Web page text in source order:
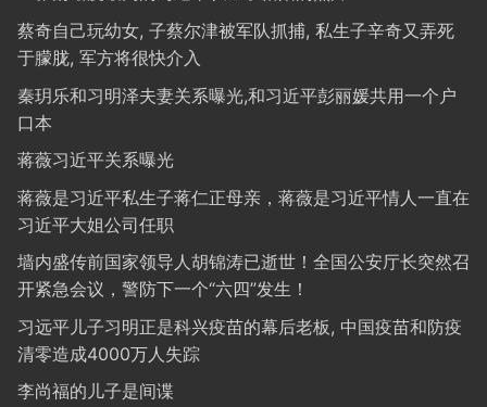
蔡奇自己玩幼女, 子蔡尔津被军队抓捕, 私生子辛奇又弄死
于朦胧, 军方将很快介入
秦玥乐和习明泽夫妻关系曝光,和习近平彭丽媛共用一个户
口本
蒋薇习近平关系曝光
蒋薇是习近平私生子蒋仁正母亲，蒋薇是习近平情人一直在
习近平大姐公司任职
墙内盛传前国家领导人胡锦涛已逝世！全国公安厅长突然召
开紧急会议，警防下一个“六四”发生！
习远平儿子习明正是科兴疫苗的幕后老板, 中国疫苗和防疫
清零造成4000万人失踪
李尚福的儿子是间谍